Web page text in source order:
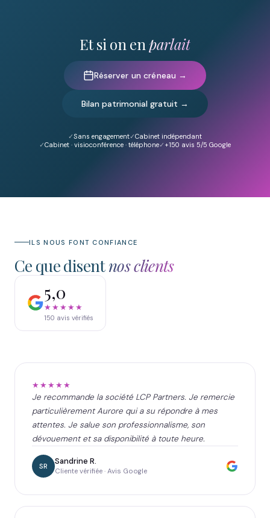
Et si on enparlait
Réserver un créneau →
Bilan patrimonial gratuit →
Sans engagement
Cabinet indépendant
Cabinet · visioconférence · téléphone
+150 avis 5/5 Google
ILS NOUS FONT CONFIANCE
Ce que disentnos clients
5,0
★★★★★
150 avis vérifiés
★★★★★
Je recommande la société LCP Partners. Je remercie
particulièrement Aurore qui a su répondre à mes
attentes. Je salue son professionnalisme, son
dévouement et sa disponibilité à toute heure.
SR Sandrine R.
Cliente vérifiée · Avis Google